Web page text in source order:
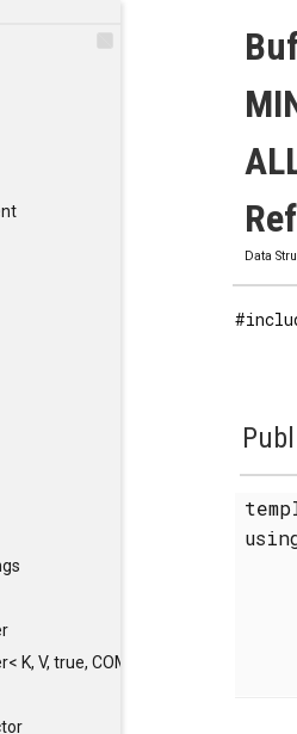
K, V, true, COMPARE, ARRAY >
Data